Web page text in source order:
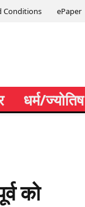
Conditions ePaper
धर्म/ज्योतिष
को